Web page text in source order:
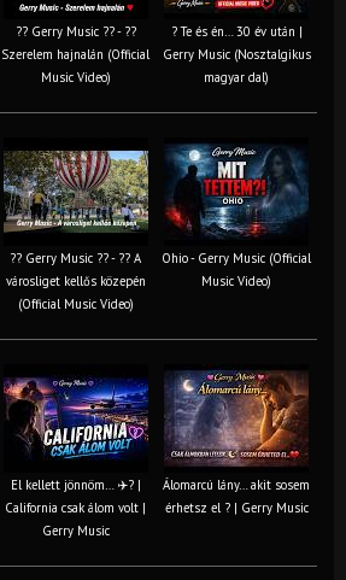
?? Gerry Music ?? - ??
Szerelem hajnalán (Official
Music Video)
? Te és én… 30 év után |
Gerry Music (Nosztalgikus
magyar dal)
?? Gerry Music ?? - ?? A
városliget kellős közepén
(Official Music Video)
Ohio - Gerry Music (Official
Music Video)
El kellett jönnöm… ✈️? |
California csak álom volt |
Gerry Music
Álomarcú lány… akit sosem
érhetsz el ? | Gerry Music